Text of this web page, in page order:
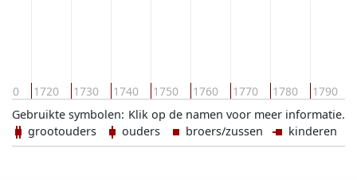
1720 1730 1740 1750 1760 1770 1780 1790
Klik op de namen voor meer informatie.
Gebruikte symbolen:
grootouders
ouders broers/zussen kinderen